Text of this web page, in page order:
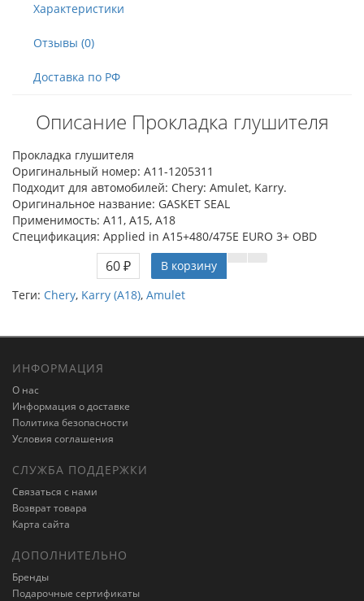
Характеристики
Отзывы (0)
Доставка по РФ
Описание Прокладка глушителя
Прокладка глушителя
Оригинальный номер: A11-1205311
Подходит для автомобилей: Chery: Amulet, Karry.
Оригинальное название: GASKET SEAL
Применимость: A11, A15, A18
Спецификация: Applied in A15+480/475E EURO 3+ OBD
60 ₽
В корзину
Теги: Chery, Karry (A18), Amulet
ИНФОРМАЦИЯ
О нас
Информация о доставке
Политика безопасности
Условия соглашения
СЛУЖБА ПОДДЕРЖКИ
Связаться с нами
Возврат товара
Карта сайта
ДОПОЛНИТЕЛЬНО
Бренды
Подарочные сертификаты